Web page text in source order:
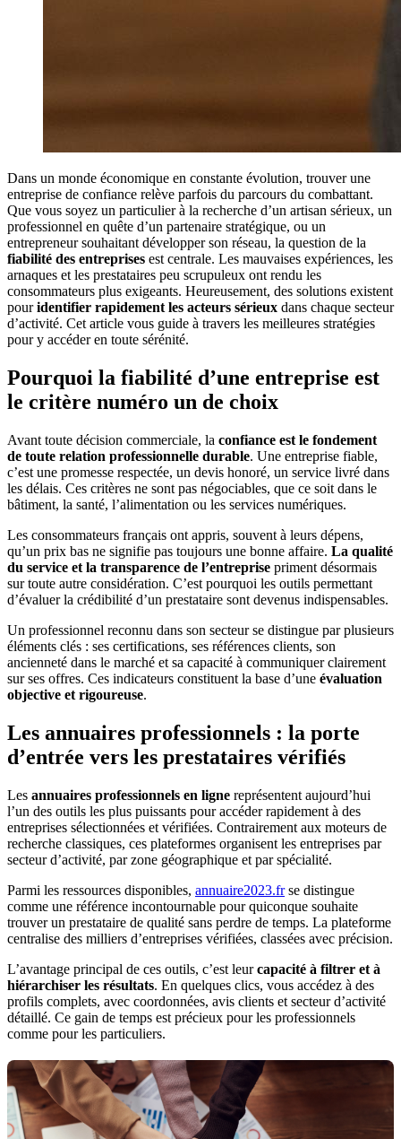
Dans un monde économique en constante évolution, trouver une
entreprise de confiance relève parfois du parcours du combattant.
Que vous soyez un particulier à la recherche d’un artisan sérieux, un
professionnel en quête d’un partenaire stratégique, ou un
entrepreneur souhaitant développer son réseau, la question de la
fiabilité des entreprises est centrale. Les mauvaises expériences, les
arnaques et les prestataires peu scrupuleux ont rendu les
consommateurs plus exigeants. Heureusement, des solutions existent
pouridentifier rapidement les acteurs sérieux dans chaque secteur
d’activité. Cet article vous guide à travers les meilleures stratégies
pour y accéder en toute sérénité.
Pourquoi la fiabilité d’une entreprise est
le critère numéro un de choix
Avant toute décision commerciale, la confiance est le fondement
de toute relation professionnelle durable. Une entreprise fiable,
c’est une promesse respectée, un devis honoré, un service livré dans
les délais. Ces critères ne sont pas négociables, que ce soit dans le
bâtiment, la santé, l’alimentation ou les services numériques.
Les consommateurs français ont appris, souvent à leurs dépens,
qu’un prix bas ne signifie pas toujours une bonne affaire. La qualité
du service et la transparence de l’entreprise priment désormais
sur toute autre considération. C’est pourquoi les outils permettant
d’évaluer la crédibilité d’un prestataire sont devenus indispensables.
Un professionnel reconnu dans son secteur se distingue par plusieurs
éléments clés : ses certifications, ses références clients, son
ancienneté dans le marché et sa capacité à communiquer clairement
sur ses offres. Ces indicateurs constituent la base d’une évaluation
objective et rigoureuse.
Les annuaires professionnels : la porte
d’entrée vers les prestataires vérifiés
Les annuaires professionnels en ligne représentent aujourd’hui
l’un des outils les plus puissants pour accéder rapidement à des
entreprises sélectionnées et vérifiées. Contrairement aux moteurs de
recherche classiques, ces plateformes organisent les entreprises par
secteur d’activité, par zone géographique et par spécialité.
Parmi les ressources disponibles, annuaire2023.frse distingue
comme une référence incontournable pour quiconque souhaite
trouver un prestataire de qualité sans perdre de temps. La plateforme
centralise des milliers d’entreprises vérifiées, classées avec précision.
L’avantage principal de ces outils, c’est leurcapacité à filtrer et à
hiérarchiser les résultats. En quelques clics, vous accédez à des
profils complets, avec coordonnées, avis clients et secteur d’activité
détaillé. Ce gain de temps est précieux pour les professionnels
comme pour les particuliers.